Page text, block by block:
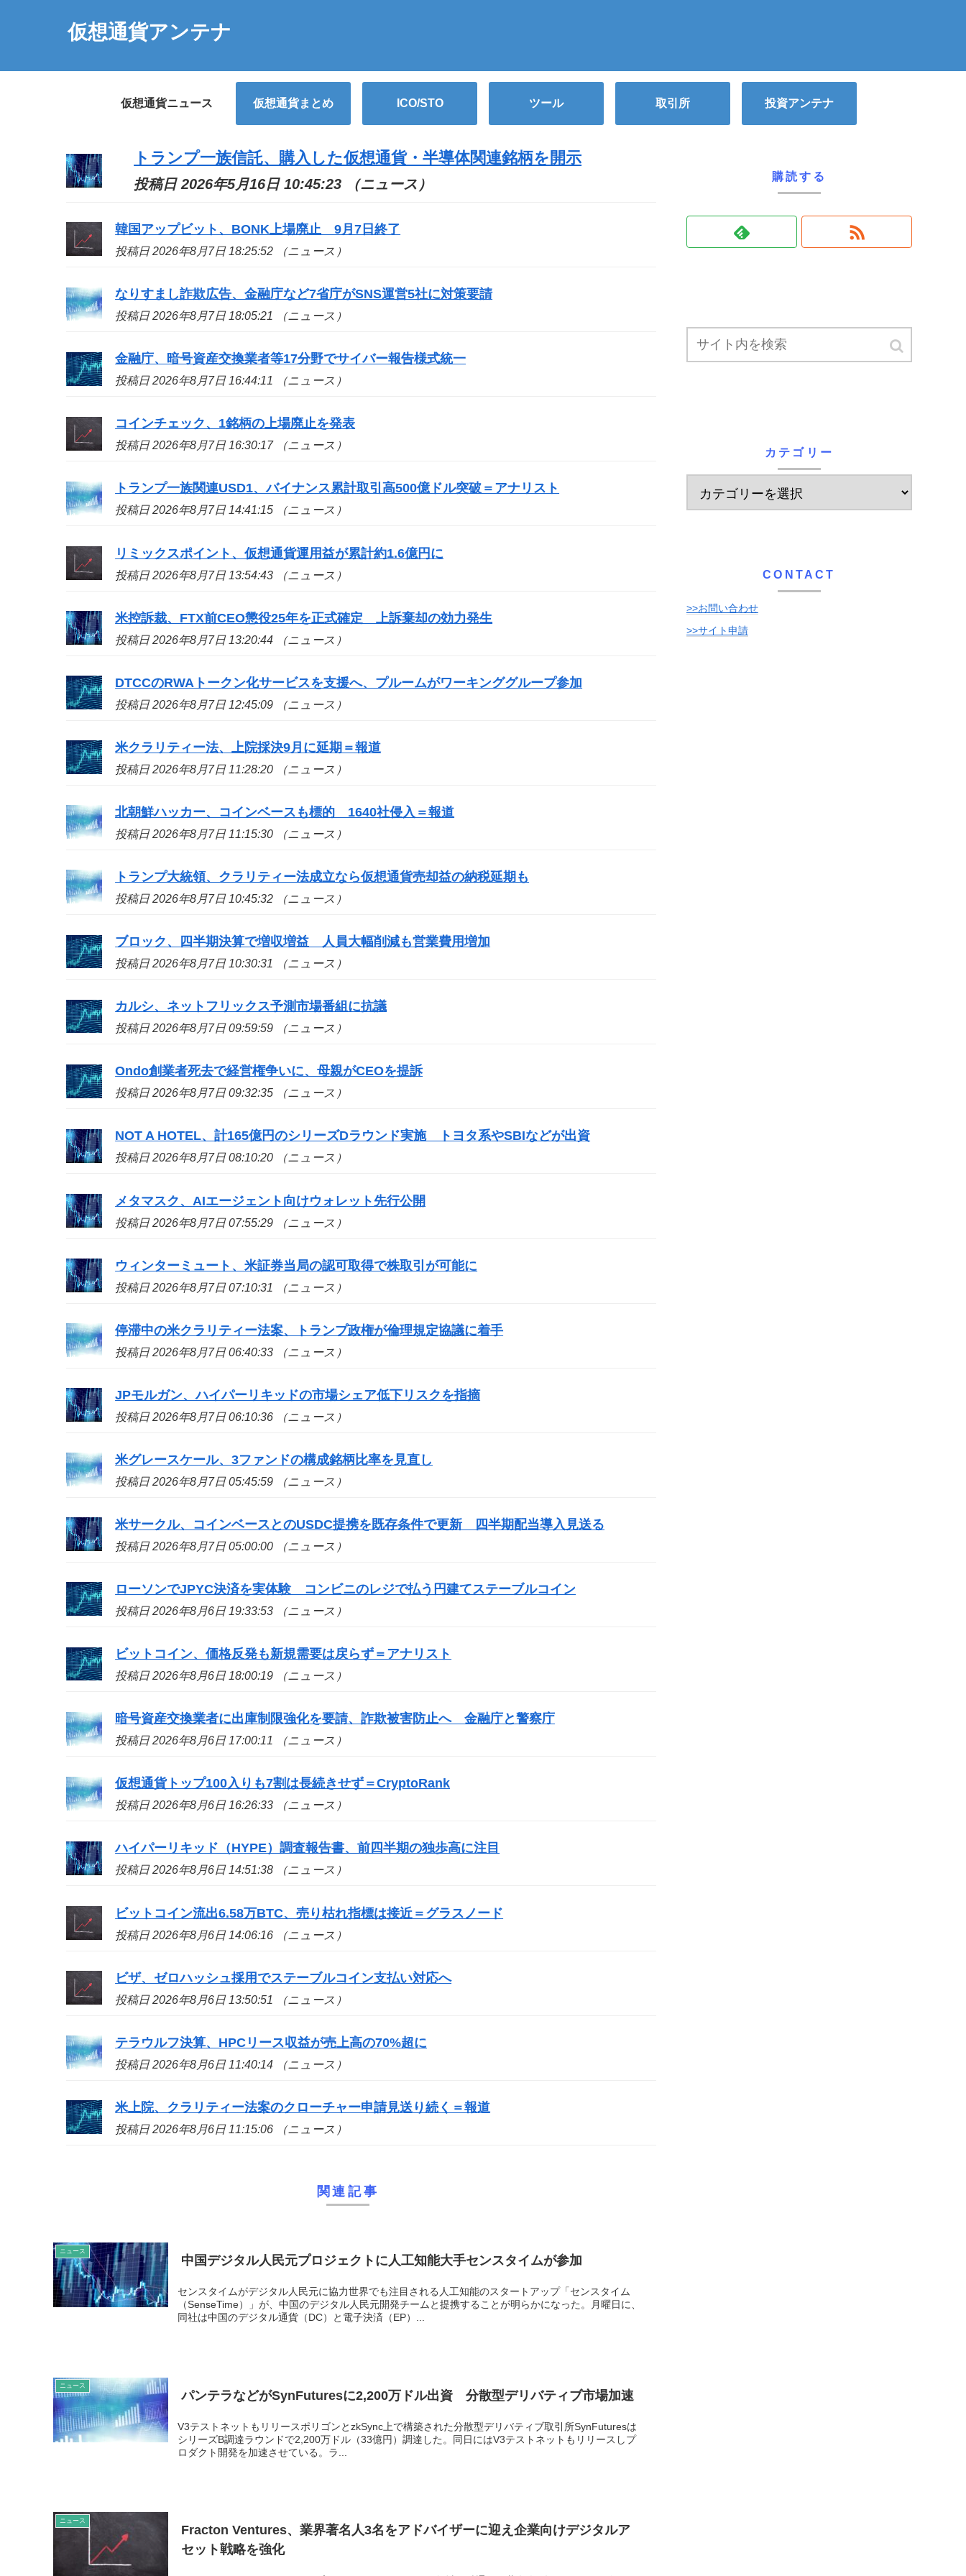
仮想通貨アンテナ
仮想通貨ニュース 仮想通貨まとめ ICO/STO ツール 取引所 投資アンテナ
トランプ一族信託、購入した仮想通貨・半導体関連銘柄を開示
投稿日 2026年5月16日 10:45:23 （ニュース）
韓国アップビット、BONK上場廃止 9月7日終了
投稿日 2026年8月7日 18:25:52 （ニュース）
なりすまし詐欺広告、金融庁など7省庁がSNS運営5社に対策要請
投稿日 2026年8月7日 18:05:21 （ニュース）
金融庁、暗号資産交換業者等17分野でサイバー報告様式統一
投稿日 2026年8月7日 16:44:11 （ニュース）
コインチェック、1銘柄の上場廃止を発表
投稿日 2026年8月7日 16:30:17 （ニュース）
トランプ一族関連USD1、バイナンス累計取引高500億ドル突破＝アナリスト
投稿日 2026年8月7日 14:41:15 （ニュース）
リミックスポイント、仮想通貨運用益が累計約1.6億円に
投稿日 2026年8月7日 13:54:43 （ニュース）
米控訴裁、FTX前CEO懲役25年を正式確定 上訴棄却の効力発生
投稿日 2026年8月7日 13:20:44 （ニュース）
DTCCのRWAトークン化サービスを支援へ、プルームがワーキンググループ参加
投稿日 2026年8月7日 12:45:09 （ニュース）
米クラリティー法、上院採決9月に延期＝報道
投稿日 2026年8月7日 11:28:20 （ニュース）
北朝鮮ハッカー、コインベースも標的 1640社侵入＝報道
投稿日 2026年8月7日 11:15:30 （ニュース）
トランプ大統領、クラリティー法成立なら仮想通貨売却益の納税延期も
投稿日 2026年8月7日 10:45:32 （ニュース）
ブロック、四半期決算で増収増益 人員大幅削減も営業費用増加
投稿日 2026年8月7日 10:30:31 （ニュース）
カルシ、ネットフリックス予測市場番組に抗議
投稿日 2026年8月7日 09:59:59 （ニュース）
Ondo創業者死去で経営権争いに、母親がCEOを提訴
投稿日 2026年8月7日 09:32:35 （ニュース）
NOT A HOTEL、計165億円のシリーズDラウンド実施 トヨタ系やSBIなどが出資
投稿日 2026年8月7日 08:10:20 （ニュース）
メタマスク、AIエージェント向けウォレット先行公開
投稿日 2026年8月7日 07:55:29 （ニュース）
ウィンターミュート、米証券当局の認可取得で株取引が可能に
投稿日 2026年8月7日 07:10:31 （ニュース）
停滞中の米クラリティー法案、トランプ政権が倫理規定協議に着手
投稿日 2026年8月7日 06:40:33 （ニュース）
JPモルガン、ハイパーリキッドの市場シェア低下リスクを指摘
投稿日 2026年8月7日 06:10:36 （ニュース）
米グレースケール、3ファンドの構成銘柄比率を見直し
投稿日 2026年8月7日 05:45:59 （ニュース）
米サークル、コインベースとのUSDC提携を既存条件で更新 四半期配当導入見送る
投稿日 2026年8月7日 05:00:00 （ニュース）
ローソンでJPYC決済を実体験 コンビニのレジで払う円建てステーブルコイン
投稿日 2026年8月6日 19:33:53 （ニュース）
ビットコイン、価格反発も新規需要は戻らず＝アナリスト
投稿日 2026年8月6日 18:00:19 （ニュース）
暗号資産交換業者に出庫制限強化を要請、詐欺被害防止へ 金融庁と警察庁
投稿日 2026年8月6日 17:00:11 （ニュース）
仮想通貨トップ100入りも7割は長続きせず＝CryptoRank
投稿日 2026年8月6日 16:26:33 （ニュース）
ハイパーリキッド（HYPE）調査報告書、前四半期の独歩高に注目
投稿日 2026年8月6日 14:51:38 （ニュース）
ビットコイン流出6.58万BTC、売り枯れ指標は接近＝グラスノード
投稿日 2026年8月6日 14:06:16 （ニュース）
ビザ、ゼロハッシュ採用でステーブルコイン支払い対応へ
投稿日 2026年8月6日 13:50:51 （ニュース）
テラウルフ決算、HPCリース収益が売上高の70%超に
投稿日 2026年8月6日 11:40:14 （ニュース）
米上院、クラリティー法案のクローチャー申請見送り続く＝報道
投稿日 2026年8月6日 11:15:06 （ニュース）
関連記事
ニュース
中国デジタル人民元プロジェクトに人工知能大手センスタイムが参加
センスタイムがデジタル人民元に協力世界でも注目される人工知能のスタートアップ「センスタイム
（SenseTime）」が、中国のデジタル人民元開発チームと提携することが明らかになった。月曜日に、
同社は中国のデジタル通貨（DC）と電子決済（EP）...
ニュース
パンテラなどがSynFuturesに2,200万ドル出資 分散型デリバティブ市場加速
V3テストネットもリリースポリゴンとzkSync上で構築された分散型デリバティブ取引所SynFuturesは
シリーズB調達ラウンドで2,200万ドル（33億円）調達した。同日にはV3テストネットもリリースしプ
ロダクト開発を加速させている。ラ...
ニュース
Fracton Ventures、業界著名人3名をアドバイザーに迎え企業向けデジタルア
セット戦略を強化
購読する
カテゴリー
CONTACT
>>お問い合わせ
>>サイト申請